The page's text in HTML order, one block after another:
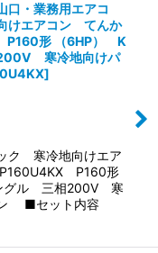
口・業務用エアコ
けエアコン てんか
形 （6HP） K
寒冷地向けパ
]
ク 寒冷地向けエア
P160形
グル 三相200V 寒
ン ■セット内容